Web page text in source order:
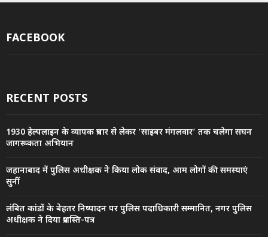
FACEBOOK
RECENT POSTS
1930 हेल्पलाइन के व्यापक प्रचार से लेकर ‘साइबर मंगलवार’ तक चलेगा सघन
जागरूकता अभियान
जहानाबाद में पुलिस अधीक्षक ने किया लोक संवाद, आम लोगों की समस्याएं
सुनीं
लंबित कांडों के बेहतर निष्पादन पर पुलिस पदाधिकारी सम्मानित, नगर पुलिस
अधीक्षक ने दिया प्रशस्ति-पत्र